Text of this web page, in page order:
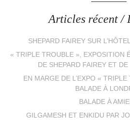
Articles récent /
SHEPARD FAIREY SUR
« TRIPLE TROUBLE », EXPOSITION
DE SHEPARD FAIREY ET DE
EN MARGE DE L’EXPO «
BALADE À
BALADE À
GILGAMESH ET ENKIDU PAR